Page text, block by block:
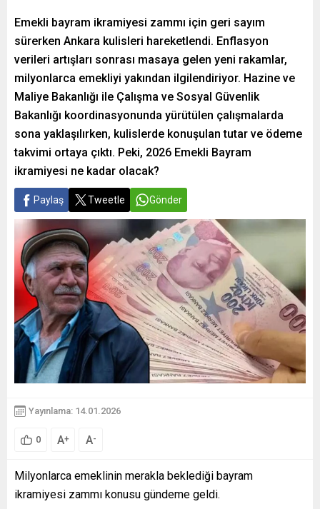
Emekli bayram ikramiyesi zammı için geri sayım
sürerken Ankara kulisleri hareketlendi. Enflasyon
verileri artışları sonrası masaya gelen yeni rakamlar,
milyonlarca emekliyi yakından ilgilendiriyor. Hazine ve
Maliye Bakanlığı ile Çalışma ve Sosyal Güvenlik
Bakanlığı koordinasyonunda yürütülen çalışmalarda
sona yaklaşılırken, kulislerde konuşulan tutar ve ödeme
takvimi ortaya çıktı. Peki, 2026 Emekli Bayram
ikramiyesi ne kadar olacak?
Paylaş Tweetle Gönder
Yayınlama: 14.01.2026
0 A+ A-
Milyonlarca emeklinin merakla beklediği bayram
ikramiyesi zammı konusu gündeme geldi.